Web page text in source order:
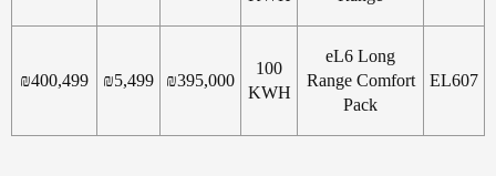
EL607
eL6 Long
Range Comfort
Pack
100
KWH
₪395,000
₪5,499
₪400,499